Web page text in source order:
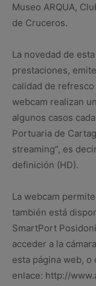
Museo ARQUA,
de Cruceros.
La novedad de
prestaciones,
calidad de
webcam realizan
algunos casos
Portuaria de
streaming”, es
definición (HD).
La webcam
también está
SmartPort
acceder a la
esta página web,
enlace: http://